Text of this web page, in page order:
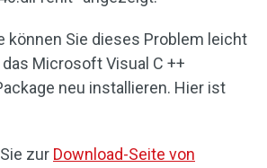
können Sie dieses Problem leicht
das Microsoft Visual C ++
neu installieren. Hier ist
zur Download-Seite von